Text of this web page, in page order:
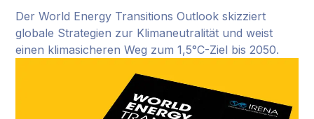
Der World Energy Transitions Outlook skizziert
globale Strategien zur Klimaneutralität und weist
einen klimasicheren Weg zum 1,5°C-Ziel bis 2050.